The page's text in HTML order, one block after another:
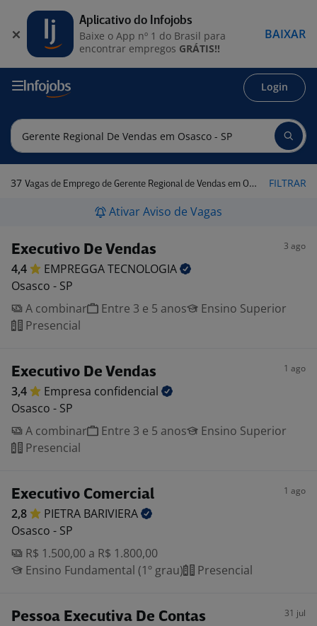
Login
37 Vagas de Emprego de Gerente Regional de Vendas em Osasco - SP FILTRAR
Ativar Aviso de Vagas
Executivo De Vendas 3 ago
4,4 EMPREGGATECNOLOGIA
Osasco - SP
A combinar
Entre 3 e 5 anos
Ensino Superior
Presencial
Executivo De Vendas 1 ago
3,4 Empresa confidencial
Osasco - SP
A combinar
Entre 3 e 5 anos
Ensino Superior
Presencial
Executivo Comercial 1 ago
2,8 PIETRA BARIVIERA
Osasco - SP
R$ 1.500,00 a R$ 1.800,00
Ensino Fundamental (1º grau)
Presencial
Pessoa Executiva De Contas 31 jul
Aplicativo do Infojobs
Baixe o App nº 1 do Brasil para
encontrar empregos GRÁTIS!!
BAIXAR